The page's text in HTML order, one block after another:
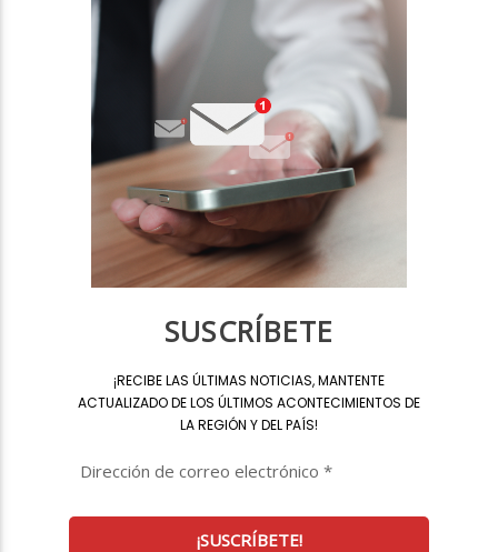
SUSCRÍBETE
¡RECIBE LAS ÚLTIMAS NOTICIAS, MANTENTE
ACTUALIZADO DE LOS ÚLTIMOS ACONTECIMIENTOS DE
LA REGIÓN Y DEL PAÍS!